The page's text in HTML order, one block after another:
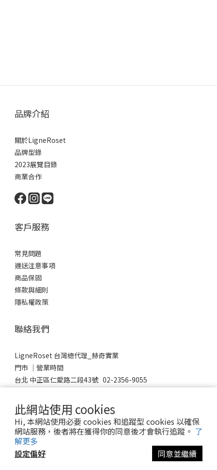
此網站使用 cookies
Hi, 本網站使用必要 cookies 和追蹤型 cookies 以確保
網站服務，後者將在獲得你的同意後才會執行追蹤。 了
解更多
設定偏好
同意並繼續
品牌介紹
關於LigneRoset
品牌型錄
2023展覽目錄
商業合作
客戶服務
常見問題
運送注意事項
商品保固
條款與細則
隱私權政策
聯絡我們
LigneRoset 台灣總代理_赫奇實業
門市 │營業時間
台北 中正區仁愛路二段43號 02-2356-9055
Mon-Sat 10:00-19:00
Sunday 12:00-18:00
© 2023 LigneRoset Taiwan 赫奇實業有限公司